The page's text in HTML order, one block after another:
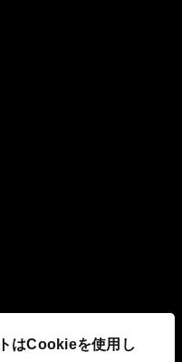
はCookieを使用し